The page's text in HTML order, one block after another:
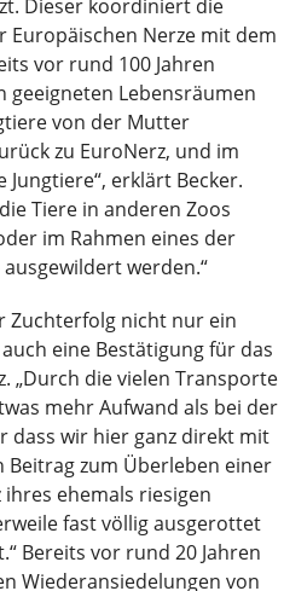
Dieser koordiniert die
Nerze mit dem
vor rund 100 Jahren
geeigneten Lebensräumen
von der Mutter
zu EuroNerz, und im
erklärt Becker.
Tiere in anderen Zoos
im Rahmen eines der
werden.“
Zuchterfolg nicht nur ein
eine Bestätigung für das
„Durch die vielen Transporte
mehr Aufwand als bei der
dass wir hier ganz direkt mit
Beitrag zum Überleben einer
ehemals riesigen
fast völlig ausgerottet
Bereits vor rund 20 Jahren
Wiederansiedelungen von